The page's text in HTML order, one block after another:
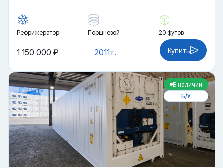
Рефрижератор Поршневой 20 футов
2011 г.
1 150 000 ₽ Купить
В наличии
Б/У